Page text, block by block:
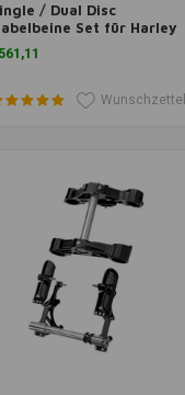
Warenkorb hinzufügen
/ Dual Disc
Set für Harley
Softail 86-99
(NU)
Wunschzettel